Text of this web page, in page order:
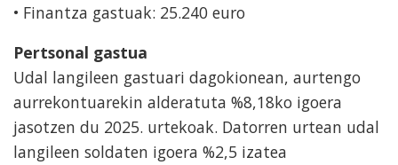
• Finantza gastuak: 25.240 euro
Pertsonal gastua
Udal langileen gastuari dagokionean, aurtengo
aurrekontuarekin alderatuta %8,18ko igoera
jasotzen du 2025. urtekoak. Datorren urtean udal
langileen soldaten igoera %2,5 izatea